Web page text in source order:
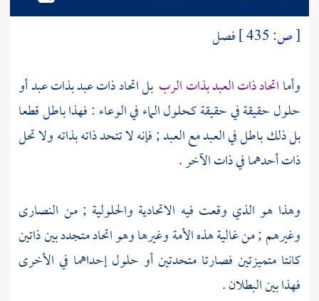
[ص:
فصل
وأمااتحاد ذات العبد بذات الرب بل اتحاد ذات عبد بذات عبد أو
حلول حقيقة في حقيقة كحلول الماء في الوعاء : فهذا باطل قطعا
بل ذلك باطل في العبد مع العبد ; فإنه لا تتحد ذاته بذاته ولا تحل
ذات أحدهما في ذات الآخر .
وهذا هو الذي وقعت فيه الاتحادية والحلولية ; من النصارى
وغيرهم ; من غالية هذه الأمة وغيرها وهو اتحاد متجدد بين ذاتين
كانتا متميزتين فصارتا متحدتين أو حلول إحداهما في الأخرى
فهذا بين البطلان .